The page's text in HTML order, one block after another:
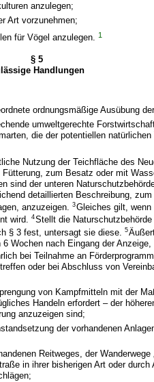
anzulegen;
Art vorzunehmen;
für Vögel anzulegen.1
§ 5
Handlungen
ordnungsmäßige Ausübung
umweltgerechte
die der potentiellen
Nutzung der Teichfläche des
zum Besatz oder mit
sind der unteren
detaillierten Beschreibung,
anzuzeigen.3Gleiches gilt, wenn
wird.4Stellt die
§ 3 fest, untersagt sie diese.5
Wochen nach Eingang der
bei Teilnahme an
oder bei Abschluss von
von Kampfmitteln mit der
Handeln erfordert – der
anzuzeigen sind;
der vorhandenen
Reitweges, der Wanderwege
in ihrer bisherigen Art oder durch